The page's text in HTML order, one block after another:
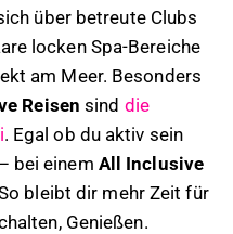
über betreute Clubs
locken Spa-Bereiche
am Meer. Besonders
Reisen sind die
. Egal ob du aktiv sein
bei einem All Inclusive
bleibt dir mehr Zeit für
Genießen.